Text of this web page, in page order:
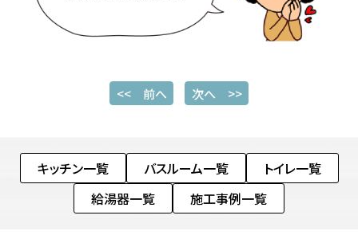
<< 前へ 次へ >>
キッチン一覧 バスルーム一覧
トイレ一覧
給湯器一覧
施工事例一覧